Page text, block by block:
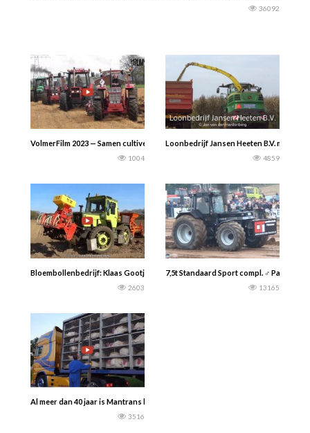
36092
VolmerFilm 2023 — Samen cultiveren in Zeldam- International, Case ih en
1004
Loonbedrijf Jansen Heeten B.V. met een
4859
Bloembollenbedrijf: Klaas Gootjes uit Dirkshorn..Gladiolen planten met een
2603
7,5t Standaard Sport compl. ♂ Panten
13165
Al meer dan 40 jaar is Mantrans bv uw logistieke partner in
3516